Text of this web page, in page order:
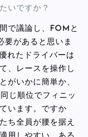
いですか？
で議論し、FOMと
要があると思いま
れたドライバーは
、レースを操作し
がいかに簡単か、
じ順位でフィニッ
います。ですか
ち全員が腰を据え